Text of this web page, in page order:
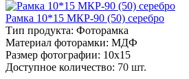
Рамка 10*15 МКР-90 (50) серебро
Тип продукта: Фоторамка
Материал фоторамки: МДФ
Размер фотографии: 10х15
Доступное количество: 70 шт.